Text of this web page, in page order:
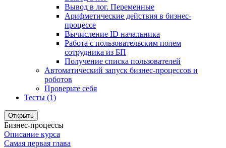
Вывод в лог. Переменные
Арифметические действия в бизнес-
процессе
Вычисление ID начальника
Работа с пользовательским полем
сотрудника из БП
Получение списка пользователей
Автоматический запуск бизнес-процессов и
роботов
Проверьте себя
Тесты (1)
Открыть
Бизнес-процессы
Описание курса
Самая первая глава